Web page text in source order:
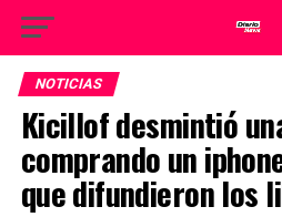
NOTICIAS
Kicillof desmintió
comprando un
que difundieron los